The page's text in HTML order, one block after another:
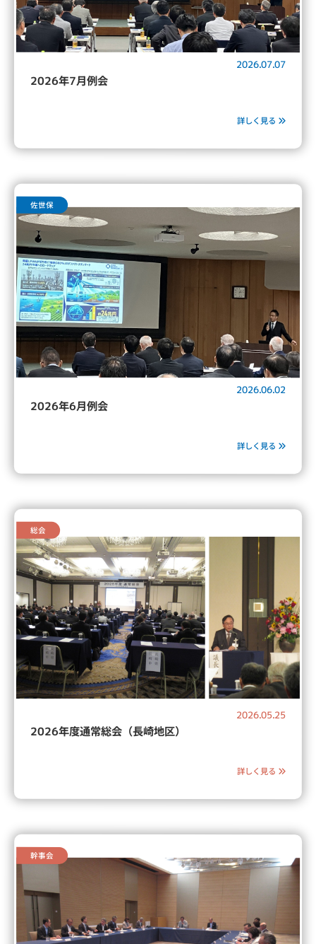
2026.07.07
2026年7月例会
詳しく見る
佐世保
2026.06.02
2026年6月例会
詳しく見る
総会
2026.05.25
2026年度通常総会（長崎地区）
詳しく見る
幹事会